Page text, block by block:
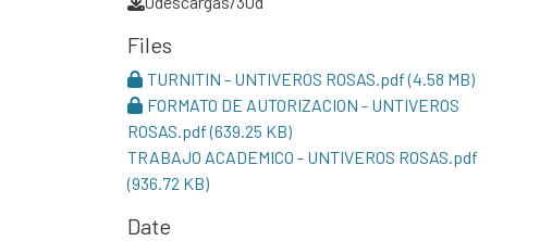
Files
TURNITIN - UNTIVEROS ROSAS.pdf(4.58 MB)
FORMATO DE AUTORIZACION - UNTIVEROS
ROSAS.pdf(639.25 KB)
TRABAJO ACADEMICO - UNTIVEROS ROSAS.pdf
(936.72 KB)
Date